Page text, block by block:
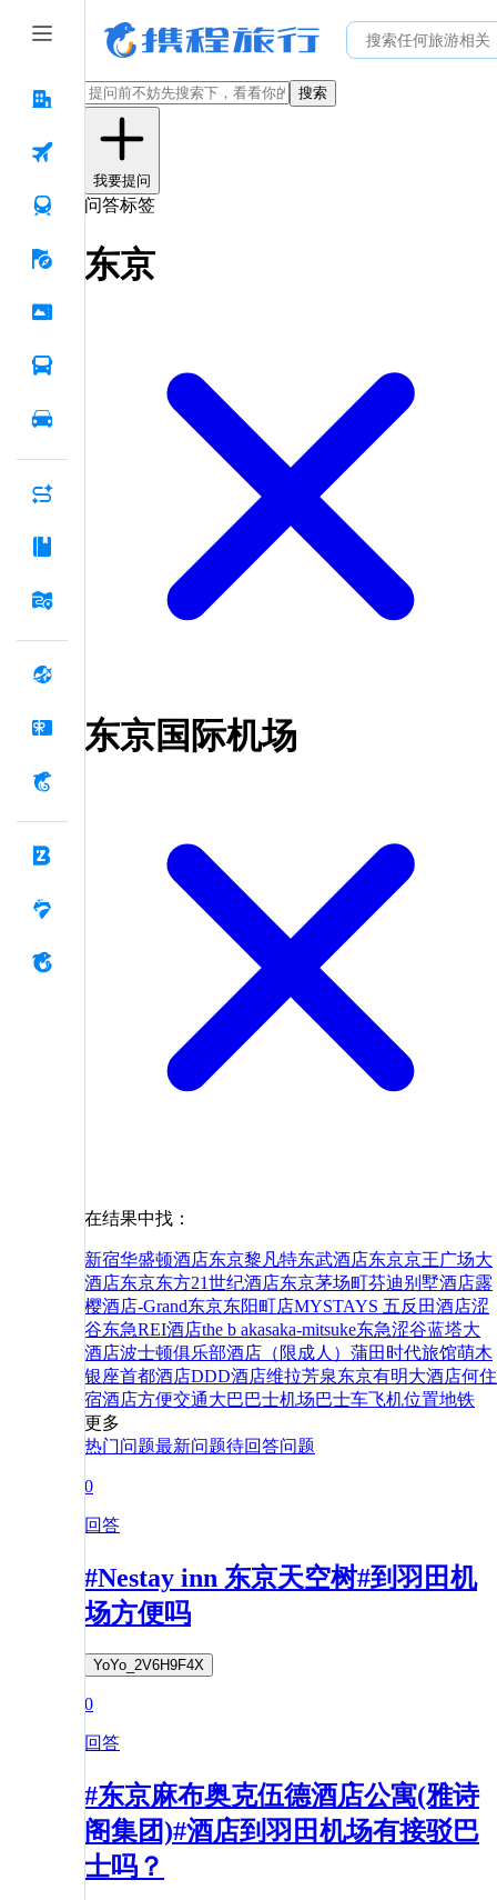
搜索
我要提问
问答标签
东京
东京国际机场
在结果中找：
新宿华盛顿酒店东京黎凡特东武酒店东京京王广场大
酒店东京东方21世纪酒店东京茅场町芬迪别墅酒店露
樱酒店-Grand东京东阳町店MYSTAYS 五反田酒店涩
谷东急REI酒店the b akasaka-mitsuke东急涩谷蓝塔大
酒店波士顿俱乐部酒店（限成人） 蒲田时代旅馆萌木
银座首都酒店DDD酒店维拉芳泉东京有明大酒店何住
宿酒店方便交通大巴巴士机场巴士车飞机位置地铁
更多
热门问题最新问题待回答问题
0
回答
#Nestay inn 东京天空树#到羽田机
场方便吗
YoYo_2V6H9F4X
0
回答
#东京麻布奥克伍德酒店公寓(雅诗
阁集团)#酒店到羽田机场有接驳巴
士吗？